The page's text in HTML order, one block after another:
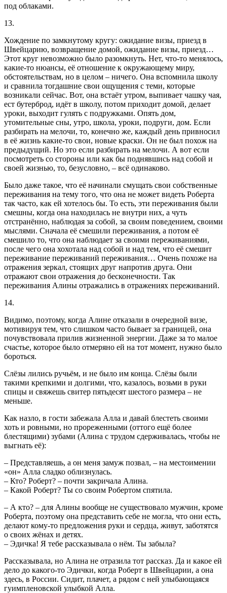
под облаками.
13.
Хождение по замкнутому кругу: ожидание визы, приезд в
Швейцарию, возвращение домой, ожидание визы, приезд…
Этот круг невозможно было разомкнуть. Нет, что-то менялось,
какие-то нюансы, её отношение к окружающему миру,
обстоятельствам, но в целом – ничего. Она вспомнила школу
и сравнила тогдашние свои ощущения с теми, которые
возникали сейчас. Вот, она встаёт утром, выпивает чашку чая,
ест бутерброд, идёт в школу, потом приходит домой, делает
уроки, выходит гулять с подружками. Опять дом,
утомительные сны, утро, школа, уроки, подруги, дом. Если
разбирать на мелочи, то, конечно же, каждый день привносил
в её жизнь какие-то свои, новые краски. Он не был похож на
предыдущий. Но это если разбирать на мелочи. А вот если
посмотреть со стороны или как бы поднявшись над собой и
своей жизнью, то, безусловно, – всё одинаково.
Было даже такое, что её начинали смущать свои собственные
переживания на тему того, что она не может видеть Роберта
так часто, как ей хотелось бы. То есть, эти переживания были
смешны, когда она находилась не внутри них, а чуть
отстранённо, наблюдая за собой, за своим поведением, своими
мыслями. Сначала её смешили переживания, а потом её
смешило то, что она наблюдает за своими переживаниями,
после чего она хохотала над собой и над тем, что её смешит
переживание переживаний переживания… Очень похоже на
отражения зеркал, стоящих друг напротив друга. Они
отражают свои отражения до бесконечности. Так
переживания Алины отражались в отражениях переживаний.
14.
Видимо, поэтому, когда Алине отказали в очередной визе,
мотивируя тем, что слишком часто бывает за границей, она
почувствовала прилив жизненной энергии. Даже за то малое
счастье, которое было отмеряно ей на тот момент, нужно было
бороться.
Слёзы лились ручьём, и не было им конца. Слёзы были
такими крепкими и долгими, что, казалось, возьми в руки
спицы и свяжешь свитер пятьдесят шестого размера – не
меньше.
Как назло, в гости забежала Алла и давай блестеть своими
хоть и ровными, но прореженными (оттого ещё более
блестящими) зубами (Алина с трудом сдерживалась, чтобы не
выгнать её):
– Представляешь, а он меня замуж позвал, – на местоимении
«он» Алла сладко облизнулась.
– Кто? Роберт? – почти закричала Алина.
– Какой Роберт? Ты со своим Робертом спятила.
– А кто? – для Алины вообще не существовало мужчин, кроме
Роберта, поэтому она представить себе не могла, что они есть,
делают кому-то предложения руки и сердца, живут, заботятся
о своих жёнах и детях.
– Эдичка! Я тебе рассказывала о нём. Ты забыла?
Рассказывала, но Алина не отразила тот рассказ. Да и какое ей
дело до какого-то Эдички, когда Роберт в Швейцарии, а она
здесь, в России. Сидит, плачет, а рядом с ней улыбающаяся
гуимпленовской улыбкой Алла.